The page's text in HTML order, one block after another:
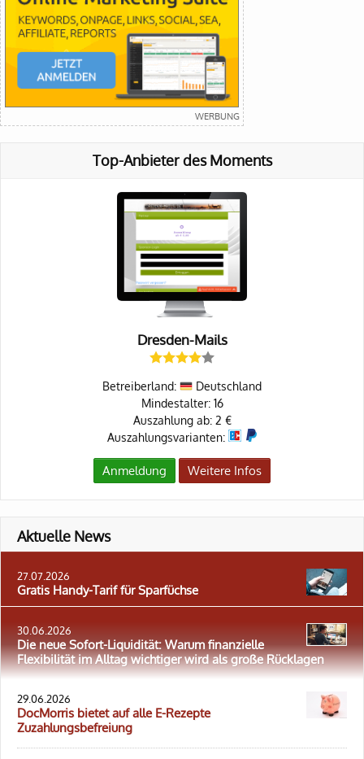
Top-Anbieter des Moments
Dresden-Mails
Betreiberland:
Deutschland
Mindestalter: 16
Auszahlung ab: 2 €
Auszahlungsvarianten:
Anmeldung Weitere Infos
Aktuelle News
27.07.2026
Gratis Handy-Tarif für Sparfüchse
30.06.2026
Die neue Sofort-Liquidität: Warum finanzielle
Flexibilität im Alltag wichtiger wird als große Rücklagen
29.06.2026
DocMorris bietet auf alle E-Rezepte
Zuzahlungsbefreiung